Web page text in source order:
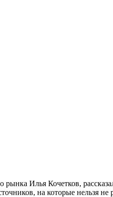
рынка Илья Кочетков,
на которые нельзя